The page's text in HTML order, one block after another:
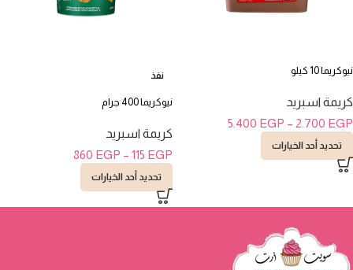
نيوكريما 10 كيلو
كريمة اسبريد
2.700 EGP
–
5.400 EGP
تحديد أحد الخيارات
نفذ
نيوكريما 400 جرام
كريمة اسبريد
115 EGP
–
860 EGP
تحديد أحد الخيارات